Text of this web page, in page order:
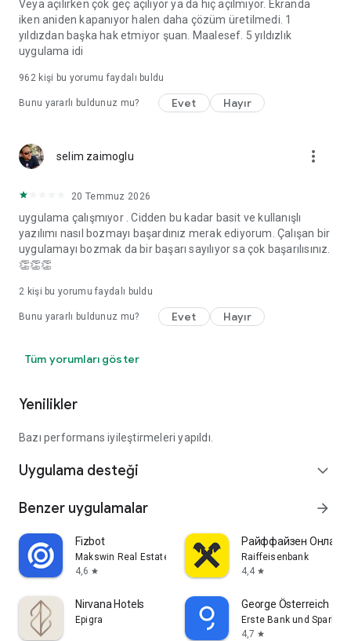
Veya açılırken çok geç açılıyor ya da hiç açılmıyor. Ekranda
iken aniden kapanıyor halen daha çözüm üretilmedi. 1
yıldızdan başka hak etmiyor şuan. Maalesef. 5 yıldızlık
uygulama idi
962kişi bu yorumu faydalı buldu
Bunu yararlı buldunuz mu? Evet Hayır
selim zaimoglu more_vert
20 Temmuz 2026
uygulama çalışmıyor . Cidden bu kadar basit ve kullanışlı
yazılımı nasıl bozmayı başardınız merak ediyorum. Çalışan bir
uygulamayı bozmak da bir başarı sayılıyor sa çok başarılısınız.
👏👏👏
2 kişi bu yorumu faydalı buldu
Bunu yararlı buldunuz mu? Evet Hayır
Tüm yorumları göster
Yenilikler
Bazı performans iyileştirmeleri yapıldı.
Uygulama desteği expand_more
Benzer uygulamalar arrow_forward
Fizbot
Makswin Real Estate Technologies
4,6 star
Райффайзен Онлайн
Raiffeisenbank
4,4 star
Nirvana Hotels
Epigra
George Österreich
Erste Bank und
4,7 star